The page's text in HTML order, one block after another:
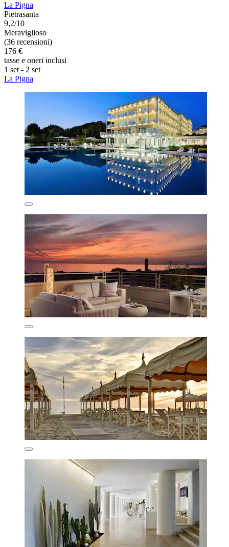
La Pigna
Pietrasanta
9,2/10
Meraviglioso
(36 recensioni)
176 €
tasse e oneri inclusi
1 set - 2 set
La Pigna